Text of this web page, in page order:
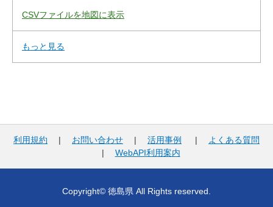
CSVファイルを地図に表示
もっと見る
利用規約 | お問い合わせ | 活用事例 |
よくある質問
| WebAPI利用案内
Copyright© 徳島県 All Rights reserved.